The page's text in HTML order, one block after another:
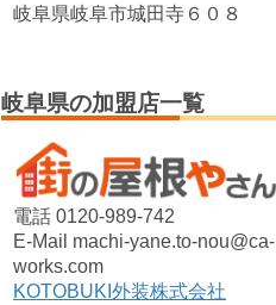
岐阜県岐阜市城田寺６０８
岐阜県の加盟店一覧
電話 0120-989-742
E-Mail machi-yane.to-nou@ca-
works.com
KOTOBUKI外装株式会社